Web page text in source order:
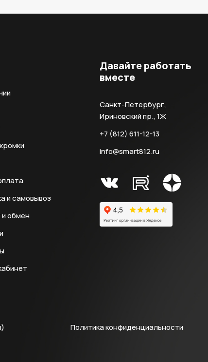
и самовывоз
обмен
Давайте работать
вместе
Санкт-Петербург,
Ириновский пр., 1Ж
+7 (812) 611-12-13
info@smart812.ru
Политика конфиденциальности